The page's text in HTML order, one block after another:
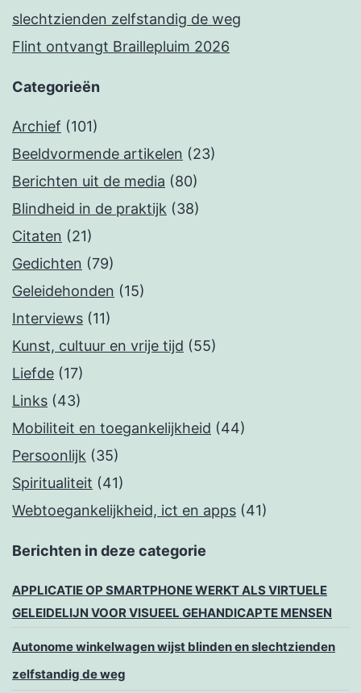
slechtzienden zelfstandig de weg
Flint ontvangt Braillepluim 2026
Categorieën
Archief (101)
Beeldvormende artikelen (23)
Berichten uit de media (80)
Blindheid in de praktijk (38)
Citaten (21)
Gedichten (79)
Geleidehonden (15)
Interviews (11)
Kunst, cultuur en vrije tijd (55)
Liefde (17)
Links (43)
Mobiliteit en toegankelijkheid (44)
Persoonlijk (35)
Spiritualiteit (41)
Webtoegankelijkheid, ict en apps (41)
Berichten in deze categorie
APPLICATIE OP SMARTPHONE WERKT ALS VIRTUELE
GELEIDELIJN VOOR VISUEEL GEHANDICAPTE MENSEN
Autonome winkelwagen wijst blinden en slechtzienden
zelfstandig de weg